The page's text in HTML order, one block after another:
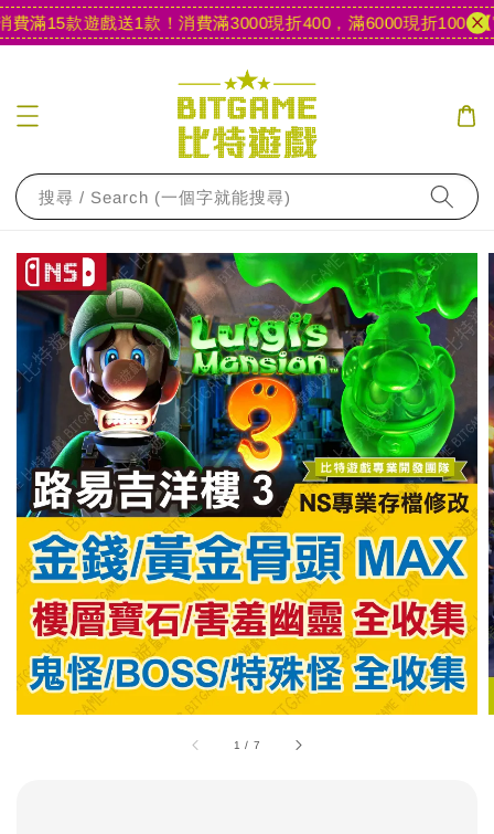
滿15款遊戲送1款！消費滿3000現折400，滿6000現折1000【官
搜尋 / Search (一個字就能搜尋)
1 / 7